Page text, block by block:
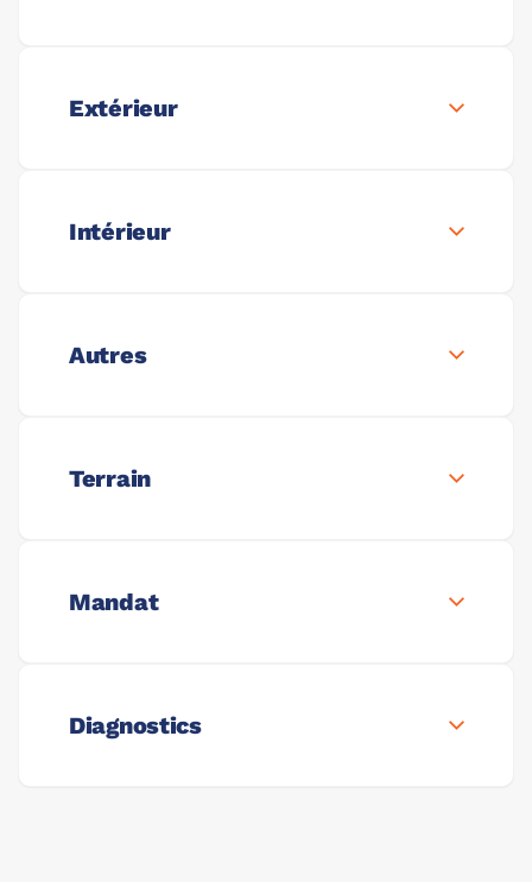
Extérieur
Intérieur
Autres
Terrain
Mandat
Diagnostics